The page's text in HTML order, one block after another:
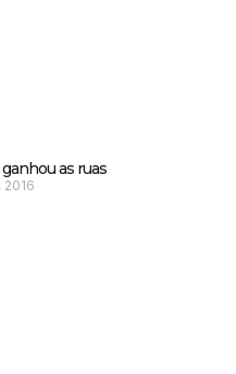
as ruas
2016